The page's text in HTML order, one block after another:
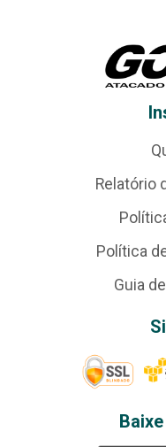
Relatório
Política
Guia